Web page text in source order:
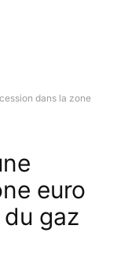
dans la zone
euro
gaz